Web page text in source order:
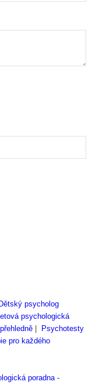
Dětský psycholog
psychologická
|
Psychotesty
pro každého
poradna -